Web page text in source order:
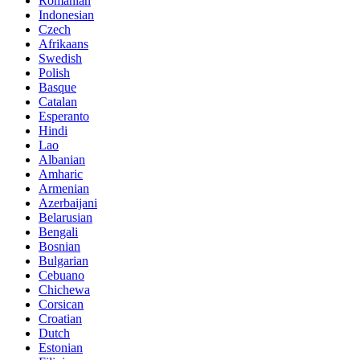
Indonesian
Czech
Afrikaans
Swedish
Polish
Basque
Catalan
Esperanto
Hindi
Lao
Albanian
Amharic
Armenian
Azerbaijani
Belarusian
Bengali
Bosnian
Bulgarian
Cebuano
Chichewa
Corsican
Croatian
Dutch
Estonian